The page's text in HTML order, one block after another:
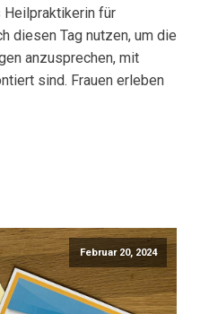
Heilpraktikerin für
diesen Tag nutzen, um die
anzusprechen, mit
sind. Frauen erleben
Februar 20, 2024